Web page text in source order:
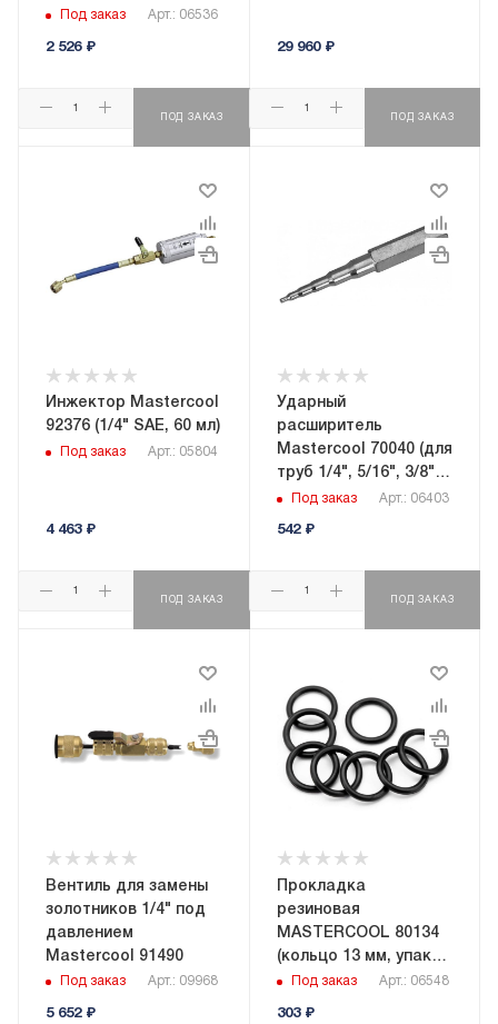
20 bar
Под заказ Арт.: 06536
2 526₽
ПОД ЗАКАЗ
29 960₽
ПОД ЗАКАЗ
Инжектор Mastercool
92376 (1/4" SAE, 60 мл)
Под заказ Арт.: 05804
4 463₽
ПОД ЗАКАЗ
Ударный
расширитель
Mastercool 70040 (для
труб 1/4", 5/16", 3/8",
1/2", 5/8")
Под заказ Арт.: 06403
542₽
ПОД ЗАКАЗ
Вентиль для замены
золотников 1/4" под
давлением
Mastercool 91490
Под заказ Арт.: 09968
5 652₽
Прокладка
резиновая
MASTERCOOL 80134
(кольцо 13 мм, упак
10 шт.)
Под заказ Арт.: 06548
303₽